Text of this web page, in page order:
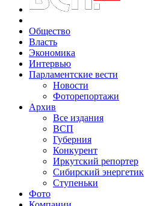
Общество
Власть
Экономика
Интервью
Парламентские вести
Новости
Фоторепортажи
Архив
Все издания
ВСП
Губерния
Конкурент
Иркутский репортер
Сибирский энергетик
Ступеньки
Фото